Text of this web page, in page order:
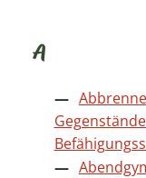
A